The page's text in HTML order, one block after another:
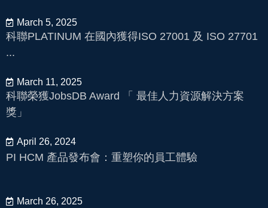
March 5, 2025
科聯PLATINUM 在國內獲得ISO 27001 及 ISO 27701
...
March 11, 2025
科聯榮獲JobsDB Award 「 最佳人力資源解決方案
獎」
April 26, 2024
PI HCM 產品發布會：重塑你的員工體驗
March 26, 2025